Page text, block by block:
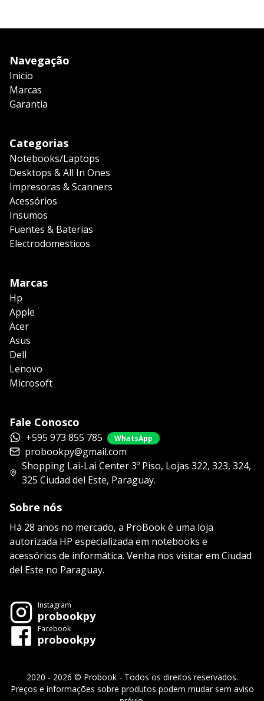
Navegação
Inicio
Marcas
Garantia
Categorias
Notebooks/Laptops
Desktops & All In Ones
Impresoras & Scanners
Acessórios
Insumos
Fuentes & Baterias
Electrodomesticos
Marcas
Hp
Apple
Acer
Asus
Dell
Lenovo
Microsoft
Fale Conosco
+595 973 855 785 WhatsApp
probookpy@gmail.com
Shopping Lai-Lai Center 3º Piso, Lojas 322, 323, 324,
325 Ciudad del Este, Paraguay.
Sobre nós
Há 28 anos no mercado, a ProBook é uma loja
autorizada HP especializada em notebooks e
acessórios de informática. Venha nos visitar em Ciudad
del Este no Paraguay.
Instagram
probookpy
Facebook
probookpy
2020 - 2026 © Probook - Todos os direitos reservados.
Preços e informações sobre produtos podem mudar sem aviso